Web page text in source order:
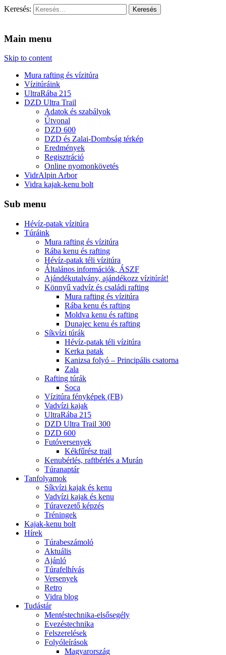
Keresés:
Main menu
Skip to content
Mura rafting és vízitúra
Vízitúráink
UltraRába 215
DZD Ultra Trail
Adatok és szabályok
Útvonal
DZD 600
DZD és Zalai-Dombság térkép
Eredmények
Regisztráció
Online nyomonkövetés
VidrAlpin Arbor
Vidra kajak-kenu bolt
Sub menu
Hévíz-patak vízitúra
Túráink
Mura rafting és vízitúra
Rába kenu és rafting
Hévíz-patak téli vízitúra
Általános információk, ÁSZF
Ajándékutalvány, ajándékozz vízitúrát!
Könnyű vadvíz és családi rafting
Mura rafting és vízitúra
Rába kenu és rafting
Moldva kenu és rafting
Dunajec kenu és rafting
Síkvízi túrák
Hévíz-patak téli vízitúra
Kerka patak
Kanizsa folyó – Principális csatorna
Zala
Rafting túrák
Soca
Vízitúra fényképek (FB)
Vadvízi kajak
UltraRába 215
DZD Ultra Trail 300
DZD 600
Futóversenyek
Kékfűrész trail
Kenubérlés, raftbérlés a Murán
Túranaptár
Tanfolyamok
Síkvízi kajak és kenu
Vadvízi kajak és kenu
Túravezető képzés
Tréningek
Kajak-kenu bolt
Hírek
Túrabeszámoló
Aktuális
Ajánló
Túrafelhívás
Versenyek
Retro
Vidra blog
Tudástár
Mentéstechnika-elsősegély
Evezéstechnika
Felszerelések
Folyóleírások
Magyarország